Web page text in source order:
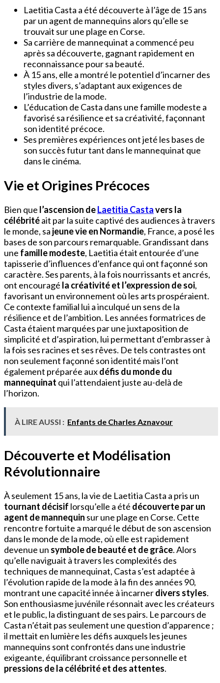
Laetitia Casta a été découverte à l’âge de 15 ans
par un agent de mannequins alors qu’elle se
trouvait sur une plage en Corse.
Sa carrière de mannequinat a commencé peu
après sa découverte, gagnant rapidement en
reconnaissance pour sa beauté.
À 15 ans, elle a montré le potentiel d’incarner des
styles divers, s’adaptant aux exigences de
l’industrie de la mode.
L’éducation de Casta dans une famille modeste a
favorisé sa résilience et sa créativité, façonnant
son identité précoce.
Ses premières expériences ont jeté les bases de
son succès futur tant dans le mannequinat que
dans le cinéma.
Vie et Origines Précoces
Bien que l’ascension deLaetitia Castavers la
célébritéait par la suite captivé des audiences à travers
le monde, sa jeune vie en Normandie, France, a posé les
bases de son parcours remarquable. Grandissant dans
une famille modeste, Laetitia était entourée d’une
tapisserie d’influences d’enfance qui ont façonné son
caractère. Ses parents, à la fois nourrissants et ancrés,
ont encouragé la créativité et l’expression de soi,
favorisant un environnement où les arts prospéraient.
Ce contexte familial lui a inculqué un sens de la
résilience et de l’ambition. Les années formatrices de
Casta étaient marquées par une juxtaposition de
simplicité et d’aspiration, lui permettant d’embrasser à
la fois ses racines et ses rêves. De tels contrastes ont
non seulement façonné son identité mais l’ont
également préparée auxdéfis du monde du
mannequinat qui l’attendaient juste au-delà de
l’horizon.
À LIRE AUSSI : Enfants de Charles Aznavour
Découverte et Modélisation
Révolutionnaire
À seulement 15 ans, la vie de Laetitia Casta a pris un
tournant décisif lorsqu’elle a été découverte par un
agent de mannequin sur une plage en Corse. Cette
rencontre fortuite a marqué le début de son ascension
dans le monde de la mode, où elle est rapidement
devenue un symbole de beauté et de grâce. Alors
qu’elle naviguait à travers les complexités des
techniques de mannequinat, Casta s’est adaptée à
l’évolution rapide de la mode à la fin des années 90,
montrant une capacité innée à incarnerdivers styles.
Son enthousiasme juvénile résonnait avec les créateurs
et le public, la distinguant de ses pairs. Le parcours de
Casta n’était pas seulement une question d’apparence ;
il mettait en lumière les défis auxquels les jeunes
mannequins sont confrontés dans une industrie
exigeante, équilibrant croissance personnelle et
pressions de la célébrité et des attentes.